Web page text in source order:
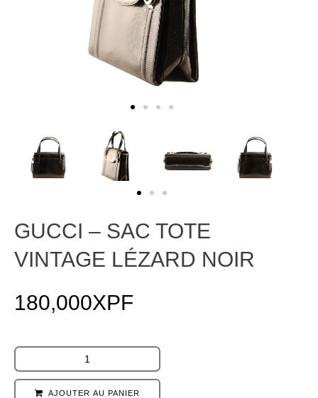
GUCCI – SAC TOTE
VINTAGE LÉZARD NOIR
180,000XPF
AJOUTER AU PANIER